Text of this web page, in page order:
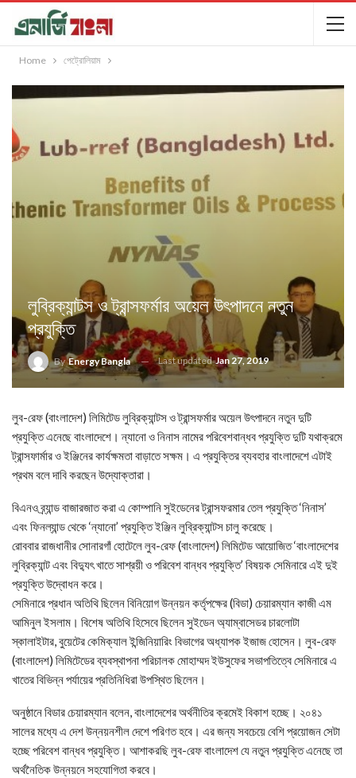
Home পেট্রোলিয়াম
লুব্রিক্যান্টস ও ট্রান্সফর্মার অয়েল উৎপাদনে নতুন
প্রযুক্তি
ByEnergy Bangla Last updatedJan 27, 2019
লুব-রেফ (বাংলাদেশ) লিমিটেড লুব্রিক্যান্টস ও ট্রান্সফর্মার অয়েল উৎপাদনে নতুন দুটি
প্রযুক্তি এনেছে বাংলাদেশে। ন্যানো ও নিনাস নামের পরিবেশবান্ধব প্রযুক্তি দুটি যথাক্রমে
ট্রান্সফার্মার ও ইঞ্জিনের কার্যক্ষমতা বাড়াতে সক্ষম। এ প্রযুক্তির ব্যবহার বাংলাদেশে এটাই
প্রথম বলে দাবি করছেন উদ্যোক্তারা।
বিএনও ব্র্যান্ড বাজারজাত করা এ কোম্পানি সুইডেনের ট্রান্সফরমার তেল প্রযুক্তি ‘নিনাস’
এবং ফিনল্যান্ড থেকে ‘ন্যানো’ প্রযুক্তি ইঞ্জিন লুব্রিক্যান্টস চালু করেছে।
রোববার রাজধানীর সোনারগাঁ হোটেলে লুব-রেফ (বাংলাদেশ) লিমিটেড আয়োজিত ‘বাংলাদেশের
লুব্রিক্যান্ট এবং বিদ্যুৎ খাতে সাশ্রয়ী ও পরিবেশ বান্ধব প্রযুক্তি’ বিষয়ক সেমিনারে এই দুই
প্রযুক্তি উদ্বোধন করে।
সেমিনারে প্রধান অতিথি ছিলেন বিনিয়োগ উন্নয়ন কর্তৃপক্ষের (বিডা) চেয়ারম্যান কাজী এম
আমিনুল ইসলাম। বিশেষ অতিথি হিসেবে ছিলেন সুইডেন অ্যাম্বাসেডর চারলোটা
স্কালাইটার, বুয়েটের কেমিক্যাল ইন্জিনিয়ারিং বিভাগের অধ্যাপক ইজাজ হোসেন। লুব-রেফ
(বাংলাদেশ) লিমিটেডের ব্যবস্থাপনা পরিচালক মোহাম্মদ ইউসুফের সভাপতিত্বে সেমিনারে এ
খাতের বিভিন্ন পর্যায়ের প্রতিনিধিরা উপস্থিত ছিলেন।
অনুষ্ঠানে বিডার চেয়ারম্যান বলেন, বাংলাদেশের অর্থনীতির ক্রমেই বিকাশ হচ্ছে। ২০৪১
সালের মধ্যে এ দেশ উন্নয়নশীল দেশে পরিণত হবে। এর জন্য সবচেয়ে বেশি প্রয়োজন সেটা
হচ্ছে পরিবেশ বান্ধব প্রযুক্তি। আশাকরছি লুব-রেফ বাংলাদেশ যে নতুন প্রযুক্তি এনেছে তা
অর্থনৈতিক উন্নয়নে সহযোগিতা করবে।